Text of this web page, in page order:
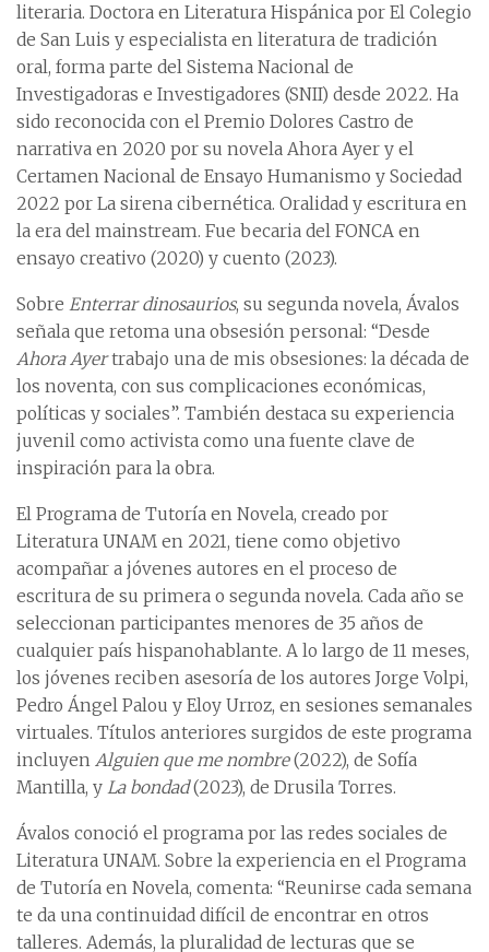
literaria. Doctora en Literatura Hispánica por El Colegio
de San Luis y especialista en literatura de tradición
oral, forma parte del Sistema Nacional de
Investigadoras e Investigadores (SNII) desde 2022. Ha
sido reconocida con el Premio Dolores Castro de
narrativa en 2020 por su novela Ahora Ayer y el
Certamen Nacional de Ensayo Humanismo y Sociedad
2022 por La sirena cibernética. Oralidad y escritura en
la era del mainstream. Fue becaria del FONCA en
ensayo creativo (2020) y cuento (2023).
Sobre Enterrar dinosaurios, su segunda novela, Ávalos
señala que retoma una obsesión personal: “Desde
Ahora Ayertrabajo una de mis obsesiones: la década de
los noventa, con sus complicaciones económicas,
políticas y sociales”. También destaca su experiencia
juvenil como activista como una fuente clave de
inspiración para la obra.
El Programa de Tutoría en Novela, creado por
Literatura UNAM en 2021, tiene como objetivo
acompañar a jóvenes autores en el proceso de
escritura de su primera o segunda novela. Cada año se
seleccionan participantes menores de 35 años de
cualquier país hispanohablante. A lo largo de 11 meses,
los jóvenes reciben asesoría de los autores Jorge Volpi,
Pedro Ángel Palou y Eloy Urroz, en sesiones semanales
virtuales. Títulos anteriores surgidos de este programa
incluyen Alguien que me nombre(2022), de Sofía
Mantilla, y La bondad(2023), de Drusila Torres.
Ávalos conoció el programa por las redes sociales de
Literatura UNAM. Sobre la experiencia en el Programa
de Tutoría en Novela, comenta: “Reunirse cada semana
te da una continuidad difícil de encontrar en otros
talleres. Además, la pluralidad de lecturas que se